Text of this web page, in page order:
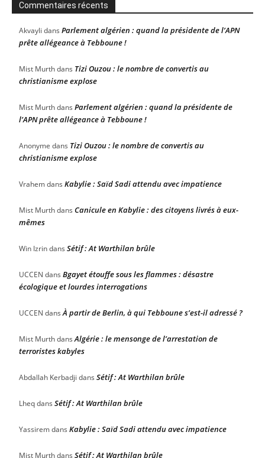
Commentaires récents
Akvayli dans Parlement algérien : quand la présidente de l’APN
prête allégeance à Tebboune !
Mist Murthdans Tizi Ouzou : le nombre de convertis au
christianisme explose
Mist Murthdans Parlement algérien : quand la présidente de
l’APN prête allégeance à Tebboune !
Anonyme dans Tizi Ouzou : le nombre de convertis au
christianisme explose
Vrahemdans Kabylie : Saïd Sadi attendu avec impatience
Mist Murthdans Canicule en Kabylie : des citoyens livrés à eux-
mêmes
Win Izrindans Sétif : At Warthilan brûle
UCCEN dans Bgayet étouffe sous les flammes : désastre
écologique et lourdes interrogations
UCCEN dansÀ partir de Berlin, à qui Tebboune s’est-il adressé ?
Mist MurthdansAlgérie : le mensonge de l’arrestation de
terroristes kabyles
Abdallah Kerbadji dans Sétif : At Warthilan brûle
Lheqdans Sétif : At Warthilan brûle
Yassiremdans Kabylie : Saïd Sadi attendu avec impatience
Mist Murthdans Sétif : At Warthilan brûle